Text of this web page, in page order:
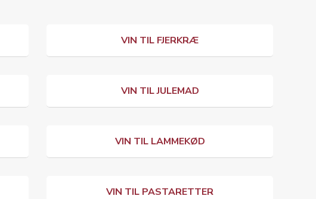
VIN TIL FJERKRÆ
VIN TIL JULEMAD
VIN TIL LAMMEKØD
VIN TIL PASTARETTER